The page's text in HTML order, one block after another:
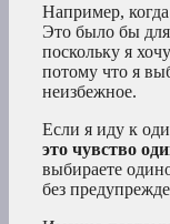
Например,
Это было бы
поскольку я
потому что я
неизбежное.
Если я иду к
это чувство
выбираете
без